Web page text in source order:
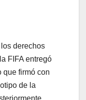
derechos
FIFA entregó
que firmó con
de la